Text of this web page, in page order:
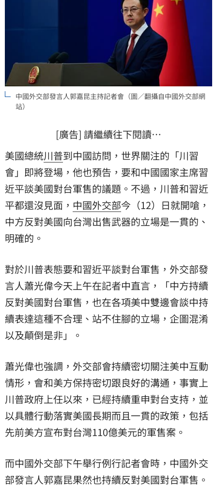
中國外交部發言人郭嘉昆主持記者會（圖／翻攝自中國外交部網
站）
[廣告] 請繼續往下閱讀…
美國總統川普到中國訪問，世界關注的「川習
會」即將登場，他也預告，要和中國國家主席習
近平談美國對台軍售的議題。不過，川普和習近
平都還沒見面， 中國外交部今（12）日就開嗆，
中方反對美國向台灣出售武器的立場是一貫的、
明確的。
對於川普表態要和習近平談對台軍售，外交部發
言人蕭光偉今天上午在記者中直言，「中方持續
反對美國對台軍售，也在各項美中雙邊會談中持
續表達這種不合理、站不住腳的立場，企圖混淆
以及顛倒是非」。
蕭光偉也強調，外交部會持續密切關注美中互動
情形，會和美方保持密切跟良好的溝通，事實上
川普政府上任以來，已經持續重申對台支持，並
以具體行動落實美國長期而且一貫的政策，包括
先前美方宣布對台灣110億美元的軍售案。
而中國外交部下午舉行例行記者會時，中國外交
部發言人郭嘉昆果然也持續反對美國對台軍售。